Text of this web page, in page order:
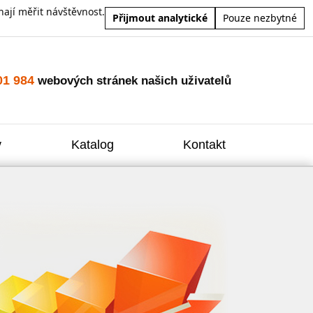
měřit návštěvnost.
Přijmout analytické Pouze nezbytné
984 webových stránek našich uživatelů
Katalog Kontakt